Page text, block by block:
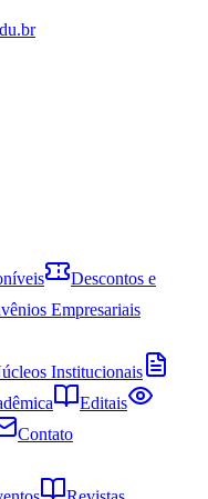
Descontos e
Empresariais
Institucionais
Editais
Contato